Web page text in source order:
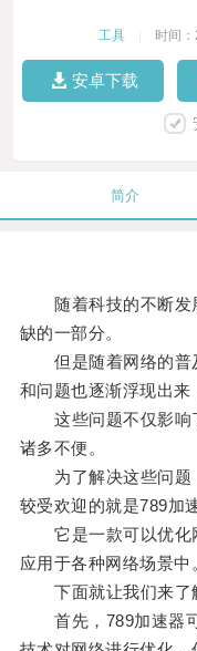
工具 时间
安卓下载
简介
随着科技的不断发
缺的一部分。
但是随着网络的普
和问题也逐渐浮现出来
这些问题不仅影响
诸多不便。
为了解决这些问题
较受欢迎的就是789加
它是一款可以优化
应用于各种网络场景中
下面就让我们来了解
首先，789加速器可